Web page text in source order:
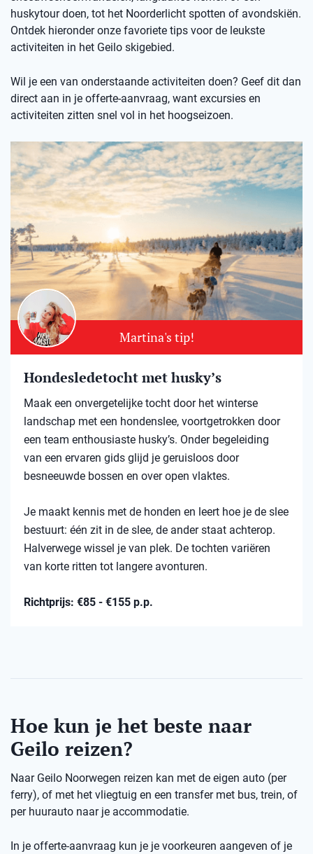
huskytour doen, tot het Noorderlicht spotten of avondskiën.
Ontdek hieronder onze favoriete tips voor de leukste
activiteiten in het Geilo skigebied.
Wil je een van onderstaande activiteiten doen? Geef dit dan
direct aan in je offerte-aanvraag, want excursies en
activiteiten zitten snel vol in het hoogseizoen.
Martina's tip!
Hondesledetocht met husky’s
Maak een onvergetelijke tocht door het winterse
landschap met een hondenslee, voortgetrokken door
een team enthousiaste husky’s. Onder begeleiding
van een ervaren gids glijd je geruisloos door
besneeuwde bossen en over open vlaktes.
Je maakt kennis met de honden en leert hoe je de slee
bestuurt: één zit in de slee, de ander staat achterop.
Halverwege wissel je van plek. De tochten variëren
van korte ritten tot langere avonturen.
Richtprijs: €85 - €155 p.p.
Hoe kun je het beste naar
Geilo reizen?
Naar Geilo Noorwegen reizen kan met de eigen auto (per
ferry), of met het vliegtuig en een transfer met bus, trein, of
per huurauto naar je accommodatie.
In je offerte-aanvraag kun je je voorkeuren aangeven of je